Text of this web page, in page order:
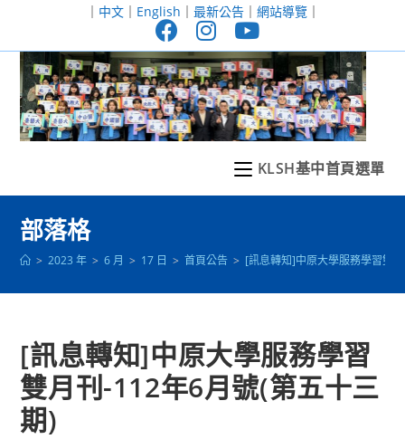
至
｜ 中文｜ English ｜ 最新公告｜ 網站導覽｜
KLSH基中首頁選單
部落格
> 2023 年 > 6 月 > 17 日 > 首頁公告 > [訊息轉知]中原大學服務學習雙
[訊息轉知]中原大學服務學習
雙月刊-112年6月號(第五十三
期)